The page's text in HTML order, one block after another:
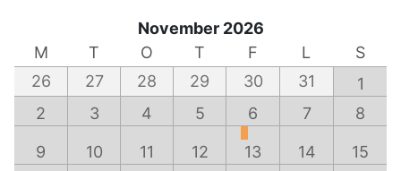
November 2026
M
T O T F L
S
26
27 28 29 30 31
1
2
3 4 5 6 7 8
9 10 11 12 13 14
15